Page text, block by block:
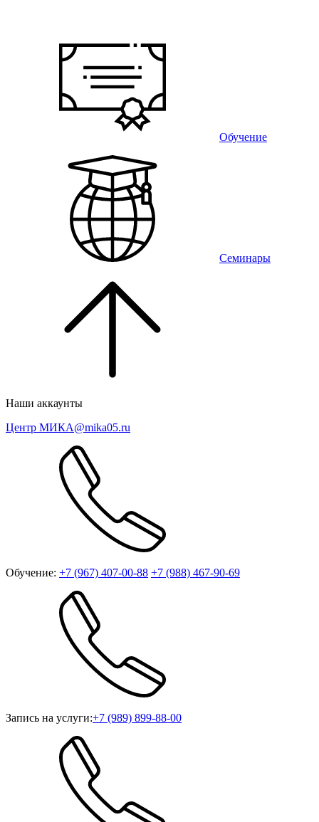
Обучение
Семинары
Наши аккаунты
Центр МИКА@mika05.ru
Обучение: +7 (967) 407-00-88 +7 (988) 467-90-69
Запись на услуги:+7 (989) 899-88-00